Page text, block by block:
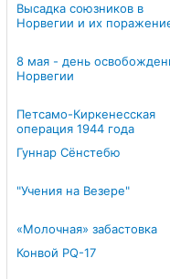
Высадка союзников в
Норвегии и их
8 мая - день
Норвегии
Петсамо-Киркенесская
операция 1944 года
Гуннар Сёнстебю
"Учения на Везере"
«Молочная» забастовка
Конвой PQ-17